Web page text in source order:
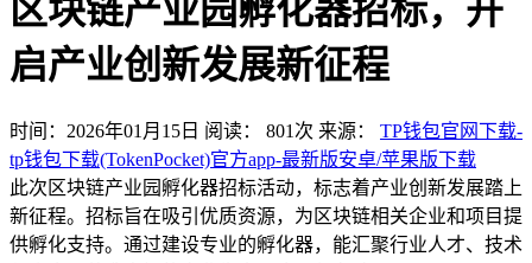
区块链产业园孵化器招标，开
启产业创新发展新征程
时间：2026年01月15日 阅读： 801 次 来源： TP钱包官网下载-
tp钱包下载(TokenPocket)官方app-最新版安卓/苹果版下载
此次区块链产业园孵化器招标活动，标志着产业创新发展踏上
新征程。招标旨在吸引优质资源，为区块链相关企业和项目提
供孵化支持。通过建设专业的孵化器，能汇聚行业人才、技术